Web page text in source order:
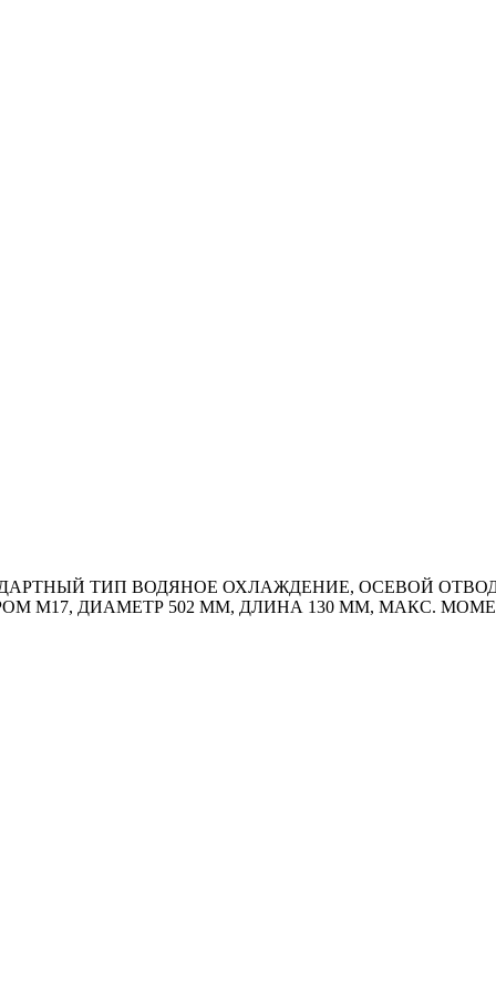
ТИП ВОДЯНОЕ ОХЛАЖДЕНИЕ, ОСЕВОЙ
М17, ДИАМЕТР 502 ММ, ДЛИНА 130 ММ, МАКС.